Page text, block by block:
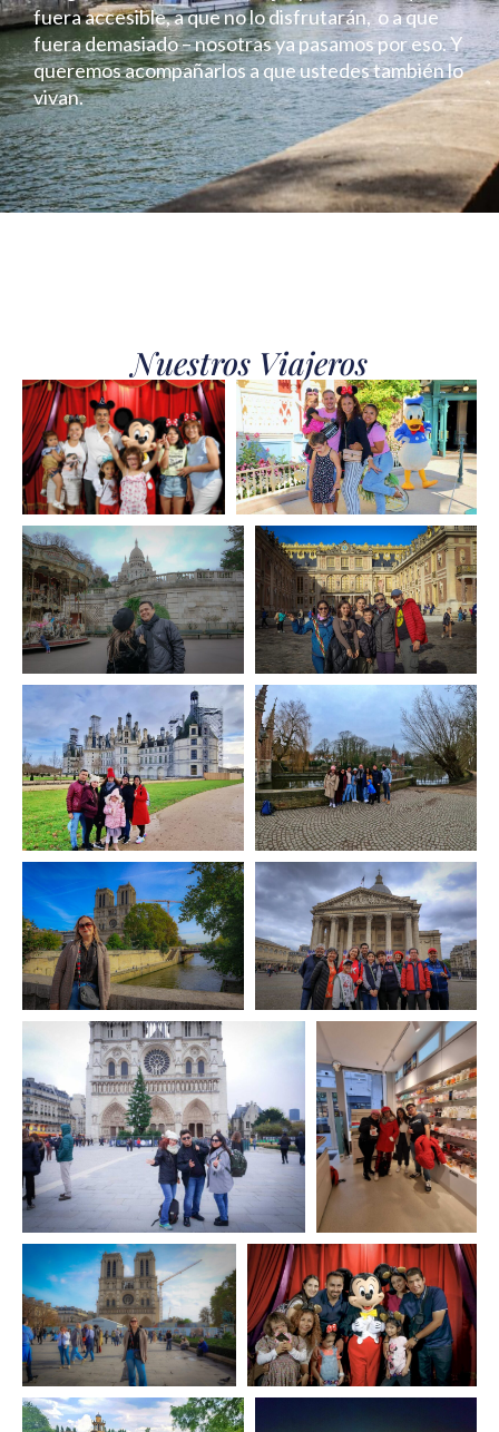
fuera accesible, a que no lo disfrutarán, o a que
fuera demasiado – nosotras ya pasamos por eso. Y
queremos acompañarlos a que ustedes también lo
vivan.
Nuestros Viajeros